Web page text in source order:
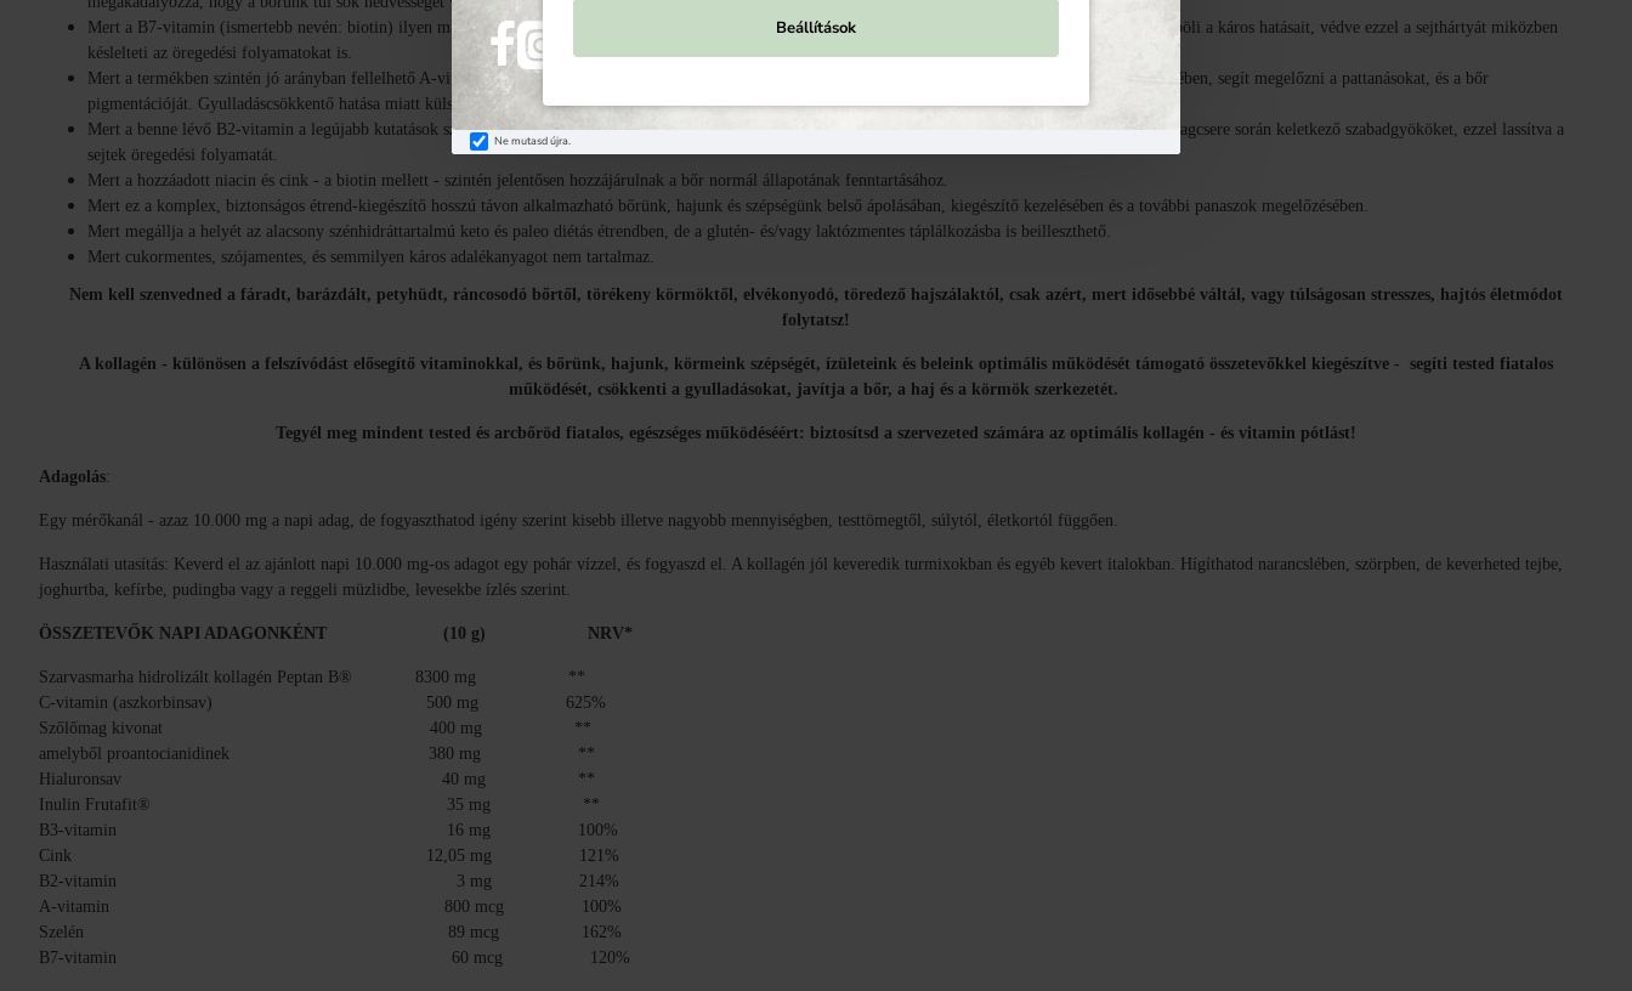
Ne mutasd újra.
Mert a B7-vitamin (ismertebb nevén: biotin) ilyen magas dózisban a sejtek oxidációs folyamatai közben keletkező szabadgyökök termelődését gátolja, kiküszöböli a káros hatásait, védve ezzel a sejthártyát miközben
késlelteti az öregedési folyamatokat is.
Mert a termékben szintén jó arányban fellelhető A-vitamin is több fronton védi bőrünket: serkenti a bőrsejtek megújulását, részt vesz az új hámsejtek képződésében, segít megelőzni a pattanásokat, és a bőr
pigmentációját. Gyulladáscsökkentő hatása miatt külsőleg és belsőleg pótolva is ajánlják a bőrgyógyászok.
Mert a benne lévő B2-vitamin a legújabb kutatások szerint az ízületek fájdalommentes működését is elősegíti, erőteljes antioxidánsként pedig megköti a sejtanyagcsere során keletkező szabadgyököket, ezzel lassítva a
sejtek öregedési folyamatát.
Mert a hozzáadott niacin és cink - a biotin mellett - szintén jelentősen hozzájárulnak a bőr normál állapotának fenntartásához.
Mert ez a komplex, biztonságos étrend-kiegészítő hosszú távon alkalmazható bőrünk, hajunk és szépségünk belső ápolásában, kiegészítő kezelésében és a további panaszok megelőzésében.
Mert megállja a helyét az alacsony szénhidráttartalmú keto és paleo diétás étrendben, de a glutén- és/vagy laktózmentes táplálkozásba is beilleszthető.
Mert cukormentes, szójamentes, és semmilyen káros adalékanyagot nem tartalmaz.
Nem kell szenvedned a fáradt, barázdált, petyhüdt, ráncosodó bőrtől, törékeny körmöktől, elvékonyodó, töredező hajszálaktól, csak azért, mert idősebbé váltál, vagy túlságosan stresszes, hajtós életmódot
folytatsz!
A kollagén - különösen a felszívódást elősegítő vitaminokkal, és bőrünk, hajunk, körmeink szépségét, ízületeink és beleink optimális működését támogató összetevőkkel kiegészítve - segíti tested fiatalos
működését, csökkenti a gyulladásokat, javítja a bőr, a haj és a körmök szerkezetét.
Tegyél meg mindent tested és arcbőröd fiatalos, egészséges működéséért: biztosítsd a szervezeted számára az optimális kollagén - és vitamin pótlást!
Adagolás:
Egy mérőkanál - azaz 10.000 mg a napi adag, de fogyaszthatod igény szerint kisebb illetve nagyobb mennyiségben, testtömegtől, súlytól, életkortól függően.
Használati utasítás: Keverd el az ajánlott napi 10.000 mg-os adagot egy pohár vízzel, és fogyaszd el. A kollagén jól keveredik turmixokban és egyéb kevert italokban. Hígíthatod narancslében, szörpben, de keverheted tejbe,
joghurtba, kefírbe, pudingba vagy a reggeli müzlidbe, levesekbe ízlés szerint.
ÖSSZETEVŐK NAPI ADAGONKÉNT (10 g) NRV*
Szarvasmarha hidrolizált kollagén Peptan B® 8300 mg **
C-vitamin (aszkorbinsav) 500 mg 625%
Szőlőmag kivonat 400 mg **
amelyből proantocianidinek 380 mg **
Hialuronsav 40 mg **
Inulin Frutafit® 35 mg **
B3-vitamin 16 mg 100%
Cink 12,05 mg 121%
B2-vitamin 3 mg 214%
A-vitamin 800 mcg 100%
Szelén 89 mcg 162%
B7-vitamin 60 mcg 120%
Beállítások